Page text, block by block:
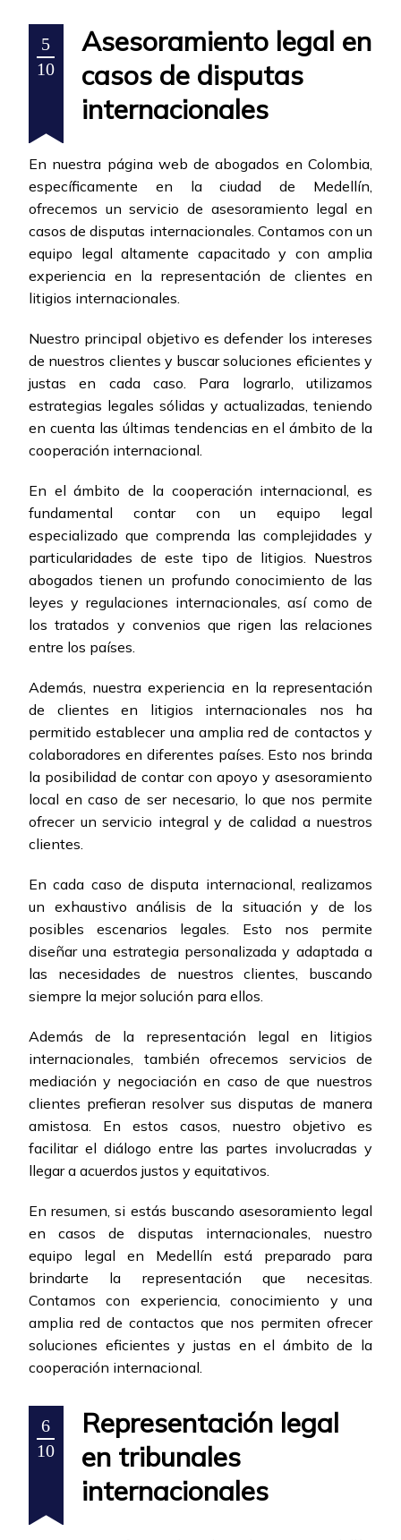
5
10
Asesoramiento legal en
casos de disputas
internacionales
En nuestra página web de abogados en Colombia,
específicamente en la ciudad de Medellín,
ofrecemos un servicio de asesoramiento legal en
casos de disputas internacionales. Contamos con un
equipo legal altamente capacitado y con amplia
experiencia en la representación de clientes en
litigios internacionales.
Nuestro principal objetivo es defender los intereses
de nuestros clientes y buscar soluciones eficientes y
justas en cada caso. Para lograrlo, utilizamos
estrategias legales sólidas y actualizadas, teniendo
en cuenta las últimas tendencias en el ámbito de la
cooperación internacional.
En el ámbito de la cooperación internacional, es
fundamental contar con un equipo legal
especializado que comprenda las complejidades y
particularidades de este tipo de litigios. Nuestros
abogados tienen un profundo conocimiento de las
leyes y regulaciones internacionales, así como de
los tratados y convenios que rigen las relaciones
entre los países.
Además, nuestra experiencia en la representación
de clientes en litigios internacionales nos ha
permitido establecer una amplia red de contactos y
colaboradores en diferentes países. Esto nos brinda
la posibilidad de contar con apoyo y asesoramiento
local en caso de ser necesario, lo que nos permite
ofrecer un servicio integral y de calidad a nuestros
clientes.
En cada caso de disputa internacional, realizamos
un exhaustivo análisis de la situación y de los
posibles escenarios legales. Esto nos permite
diseñar una estrategia personalizada y adaptada a
las necesidades de nuestros clientes, buscando
siempre la mejor solución para ellos.
Además de la representación legal en litigios
internacionales, también ofrecemos servicios de
mediación y negociación en caso de que nuestros
clientes prefieran resolver sus disputas de manera
amistosa. En estos casos, nuestro objetivo es
facilitar el diálogo entre las partes involucradas y
llegar a acuerdos justos y equitativos.
En resumen, si estás buscando asesoramiento legal
en casos de disputas internacionales, nuestro
equipo legal en Medellín está preparado para
brindarte la representación que necesitas.
Contamos con experiencia, conocimiento y una
amplia red de contactos que nos permiten ofrecer
soluciones eficientes y justas en el ámbito de la
cooperación internacional.
6
10
Representación legal
en tribunales
internacionales